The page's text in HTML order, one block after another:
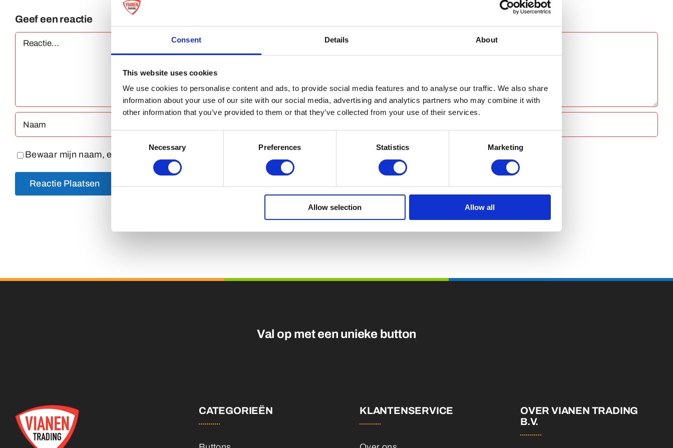
Consent Details About
This website uses cookies
We use cookies to personalise content and ads, to provide social media features and to analyse our traffic. We also share
information about your use of our site with our social media, advertising and analytics partners who may combine it with
other information that you’ve provided to them or that they’ve collected from your use of their services.
Consent
Necessary Preferences Statistics Marketing
Allow selection Allow all
Geef een reactie
Reactie
Bewaar mijn naam, e-mailadres en website in deze browser voor de volgende keer dat ik reageer.
Val op met een unieke
CATEGORIEËN KLANTENSERVICE
OVER VIANEN TRADING
B.V.